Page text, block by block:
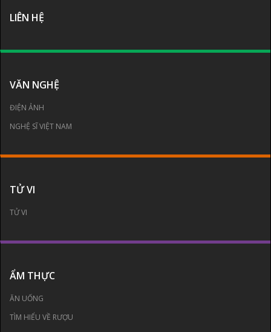
LIÊN HỆ
VĂN NGHỆ
ĐIỆN ẢNH
NGHỆ SĨ VIỆT NAM
TỬ VI
TỬ VI
ẨM THỰC
ĂN UỐNG
TÌM HIỂU VỀ RƯỢU